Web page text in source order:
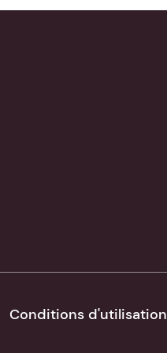
Conditions d'utilisation